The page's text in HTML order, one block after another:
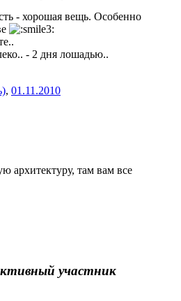
- хорошая вещь. Особенно
- 2 дня лошадью..
, 01.11.2010
архитектуру, там вам все
участник